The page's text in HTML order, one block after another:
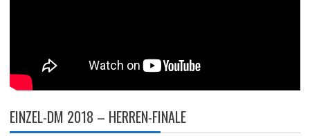
EINZEL-DM 2018 – HERREN-FINALE